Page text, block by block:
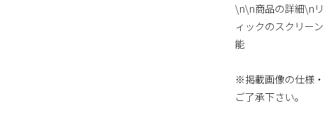
\n\n商品の詳細\nリ
ィックのスクリー
能
※掲載画像の仕様
ご了承下さい。